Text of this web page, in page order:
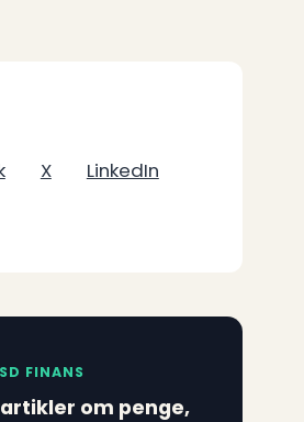
X
LinkedIn
FINANS
om penge,